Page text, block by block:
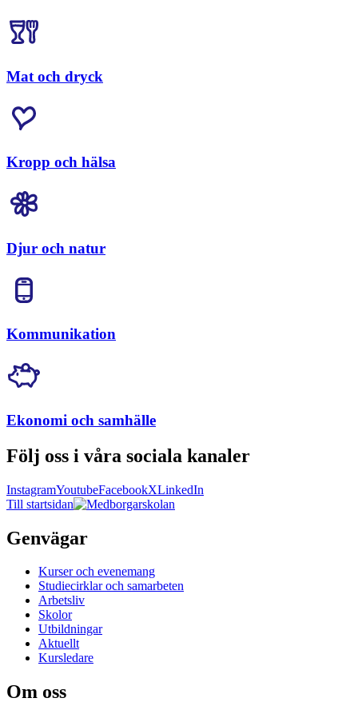
Mat och dryck
Kropp och hälsa
Djur och natur
Kommunikation
Ekonomi och samhälle
Följ oss i våra sociala kanaler
InstagramYoutubeFacebookXLinkedIn
Till startsidan
Genvägar
Kurser och evenemang
Studiecirklar och samarbeten
Arbetsliv
Skolor
Utbildningar
Aktuellt
Kursledare
Om oss